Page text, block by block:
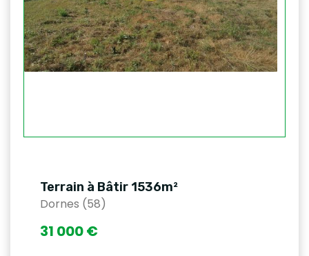
Terrain à Bâtir 1536m²
Dornes (58)
31 000 €